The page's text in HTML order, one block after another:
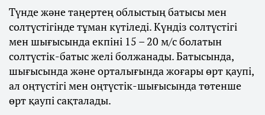
Түнде және таңертең облыстың батысы мен
солтүстігінде тұман күтіледі. Күндіз солтүстігі
мен шығысында екпіні 15 – 20 м/с болатын
солтүстік-батыс желі болжанады. Батысында,
шығысында және орталығында жоғары өрт қаупі,
ал оңтүстігі мен оңтүстік-шығысында төтенше
өрт қаупі сақталады.